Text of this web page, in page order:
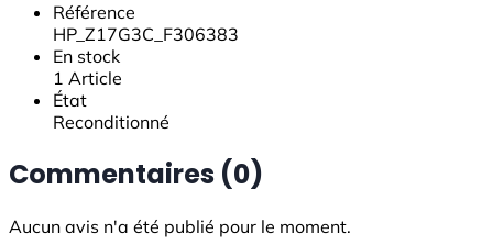
Référence
HP_Z17G3C_F306383
En stock
1 Article
État
Reconditionné
Commentaires (0)
Aucun avis n'a été publié pour le moment.